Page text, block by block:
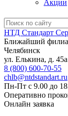
Акции
НТД Стандарт
Ближайший
Челябинск
ул. Елькина, д. 45а
8 (800) 600-70-55
chlb@ntdstandart.ru
Пн-Пт с 9.00 до
Оперативно
Онлайн заявка